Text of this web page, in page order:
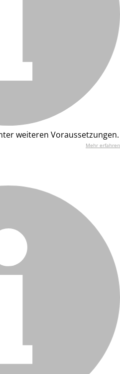
weiteren Voraussetzungen.
Mehr erfahren